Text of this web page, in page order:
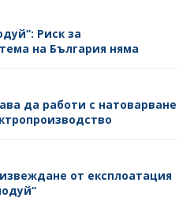
Риск за
на България няма
да работи с натоварване
от експлоатация